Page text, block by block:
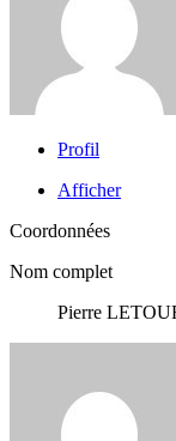
Profil
Afficher
Coordonnées
Nom complet
Pierre